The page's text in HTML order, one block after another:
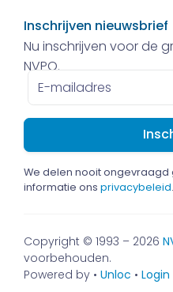
Inschrijven nieuwsbrief
Nu inschrijven voor de
NVPO.
E-
mailadres
We delen nooit ongevraagd
informatie ons privacybeleid.
Copyright © 1993 – 2026
voorbehouden.
Powered by • Unloc • Login